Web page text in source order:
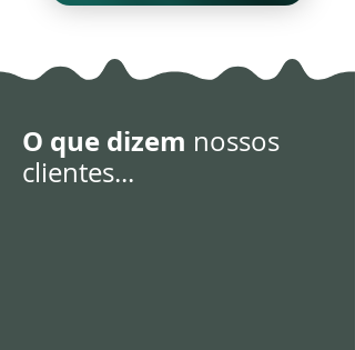
O que dizem nossos
clientes...